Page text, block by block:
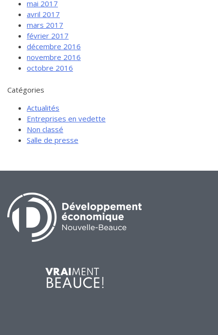
mai 2017
avril 2017
mars 2017
février 2017
décembre 2016
novembre 2016
octobre 2016
Catégories
Actualités
Entreprises en vedette
Non classé
Salle de presse